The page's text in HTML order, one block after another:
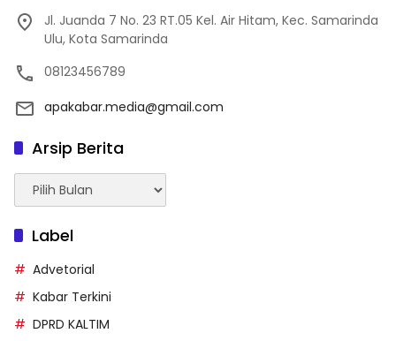
Jl. Juanda 7 No. 23 RT.05 Kel. Air Hitam, Kec. Samarinda
Ulu, Kota Samarinda
08123456789
apakabar.media@gmail.com
Arsip Berita
Arsip
Berita
Label
Advetorial
Kabar Terkini
DPRD KALTIM